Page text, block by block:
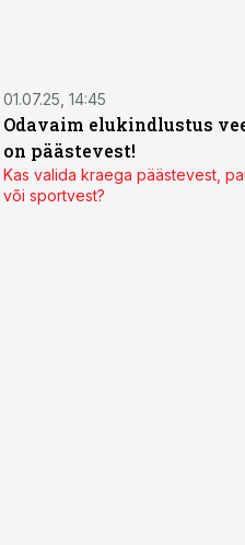
01.07.25, 14:45
Odavaim elukindlustus
on päästevest!
Kas valida kraega päästevest,
või sportvest?